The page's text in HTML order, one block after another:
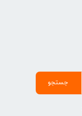
جستجو